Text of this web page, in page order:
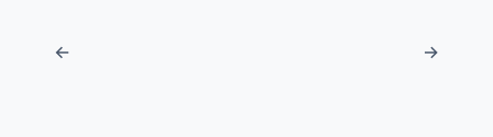
Navigasyon sonrası
← →